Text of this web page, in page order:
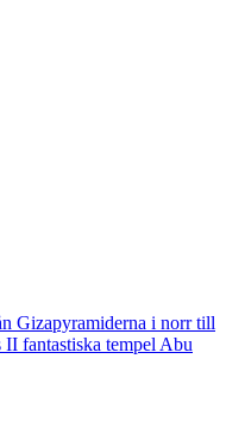
Gizapyramiderna i norr till
II fantastiska tempel Abu